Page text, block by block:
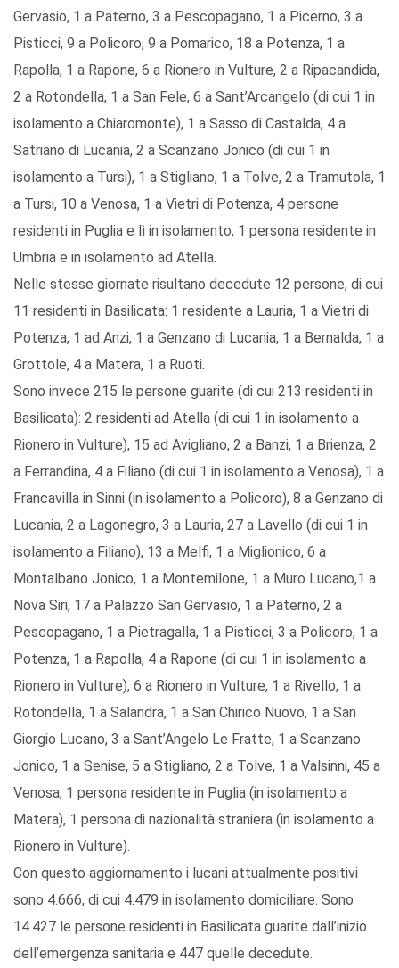
Gervasio, 1 a Paterno, 3 a Pescopagano, 1 a Picerno, 3 a
Pisticci, 9 a Policoro, 9 a Pomarico, 18 a Potenza, 1 a
Rapolla, 1 a Rapone, 6 a Rionero in Vulture, 2 a Ripacandida,
2 a Rotondella, 1 a San Fele, 6 a Sant’Arcangelo (di cui 1 in
isolamento a Chiaromonte), 1 a Sasso di Castalda, 4 a
Satriano di Lucania, 2 a Scanzano Jonico (di cui 1 in
isolamento a Tursi), 1 a Stigliano, 1 a Tolve, 2 a Tramutola, 1
a Tursi, 10 a Venosa, 1 a Vietri di Potenza, 4 persone
residenti in Puglia e lì in isolamento, 1 persona residente in
Umbria e in isolamento ad Atella.
Nelle stesse giornate risultano decedute 12 persone, di cui
11 residenti in Basilicata: 1 residente a Lauria, 1 a Vietri di
Potenza, 1 ad Anzi, 1 a Genzano di Lucania, 1 a Bernalda, 1 a
Grottole, 4 a Matera, 1 a Ruoti.
Sono invece 215 le persone guarite (di cui 213 residenti in
Basilicata): 2 residenti ad Atella (di cui 1 in isolamento a
Rionero in Vulture), 15 ad Avigliano, 2 a Banzi, 1 a Brienza, 2
a Ferrandina, 4 a Filiano (di cui 1 in isolamento a Venosa), 1 a
Francavilla in Sinni (in isolamento a Policoro), 8 a Genzano di
Lucania, 2 a Lagonegro, 3 a Lauria, 27 a Lavello (di cui 1 in
isolamento a Filiano), 13 a Melfi, 1 a Miglionico, 6 a
Montalbano Jonico, 1 a Montemilone, 1 a Muro Lucano,1 a
Nova Siri, 17 a Palazzo San Gervasio, 1 a Paterno, 2 a
Pescopagano, 1 a Pietragalla, 1 a Pisticci, 3 a Policoro, 1 a
Potenza, 1 a Rapolla, 4 a Rapone (di cui 1 in isolamento a
Rionero in Vulture), 6 a Rionero in Vulture, 1 a Rivello, 1 a
Rotondella, 1 a Salandra, 1 a San Chirico Nuovo, 1 a San
Giorgio Lucano, 3 a Sant’Angelo Le Fratte, 1 a Scanzano
Jonico, 1 a Senise, 5 a Stigliano, 2 a Tolve, 1 a Valsinni, 45 a
Venosa, 1 persona residente in Puglia (in isolamento a
Matera), 1 persona di nazionalità straniera (in isolamento a
Rionero in Vulture).
Con questo aggiornamento i lucani attualmente positivi
sono 4.666, di cui 4.479 in isolamento domiciliare. Sono
14.427 le persone residenti in Basilicata guarite dall’inizio
dell’emergenza sanitaria e 447 quelle decedute.